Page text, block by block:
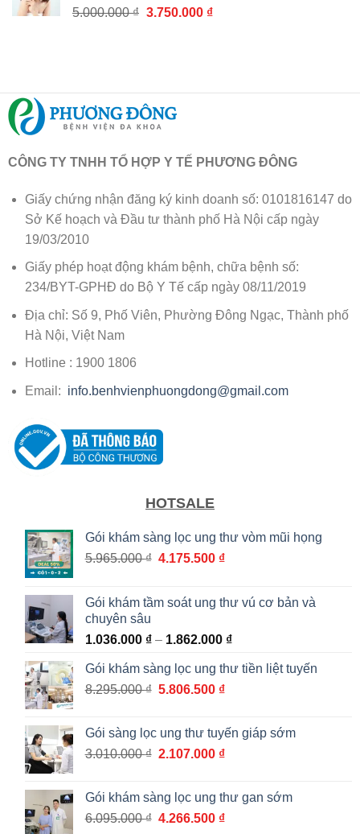
3.750.000 ₫.
5.000.000₫ Giá
3.750.000 ₫Giá
CÔNG TY TNHH TỔ HỢP Y TẾ PHƯƠNG ĐÔNG
Giấy chứng nhận đăng ký kinh doanh số: 0101816147 do
Sở Kế hoạch và Đầu tư thành phố Hà Nội cấp ngày
19/03/2010
Giấy phép hoạt động khám bệnh, chữa bệnh số:
234/BYT-GPHĐ do Bộ Y Tế cấp ngày 08/11/2019
Địa chỉ: Số 9, Phố Viên, Phường Đông Ngạc, Thành phố
Hà Nội, Việt Nam
Hotline : 1900 1806
Email: info.benhvienphuongdong@gmail.com
HOTSALE
Gói khám sàng lọc ung thư vòm mũi họng
5.965.000₫ Giá
5.965.000 ₫.
4.175.500 ₫Giá
là:
Gói khám tầm soát ung thư vú cơ bản và
chuyên sâu
1.036.000 ₫ – 1.862.000 ₫Khoảng
từ
Gói khám sàng lọc ung thư tiền liệt tuyến
8.295.000₫ Giá
8.295.000 ₫.
5.806.500 ₫Giá
là:
5.806.500 ₫.
Gói sàng lọc ung thư tuyến giáp sớm
3.010.000₫ Giá
3.010.000 ₫.
2.107.000 ₫Giá
là:
2.107.000 ₫.
Gói khám sàng lọc ung thư gan sớm
6.095.000₫ Giá
4.266.500 ₫Giá